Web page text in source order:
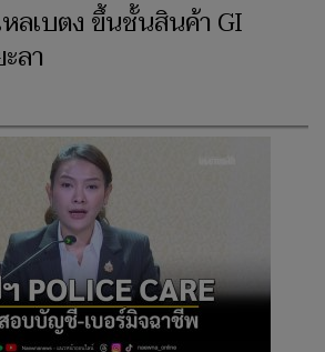
ลเบตง ขึ้นชั้นสินค้า GI
ลา